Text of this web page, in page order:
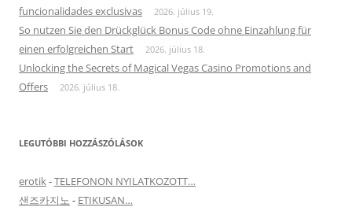
funcionalidades exclusivas
2026. július 19.
So nutzen Sie den Drückglück Bonus Code ohne Einzahlung für
einen erfolgreichen Start
2026. július 18.
Unlocking the Secrets of Magical Vegas Casino Promotions and
Offers
2026. július 18.
LEGUTÓBBI HOZZÁSZÓLÁSOK
erotik-TELEFONON NYILATKOZOTT…
샌즈카지노 - ETIKUSAN…